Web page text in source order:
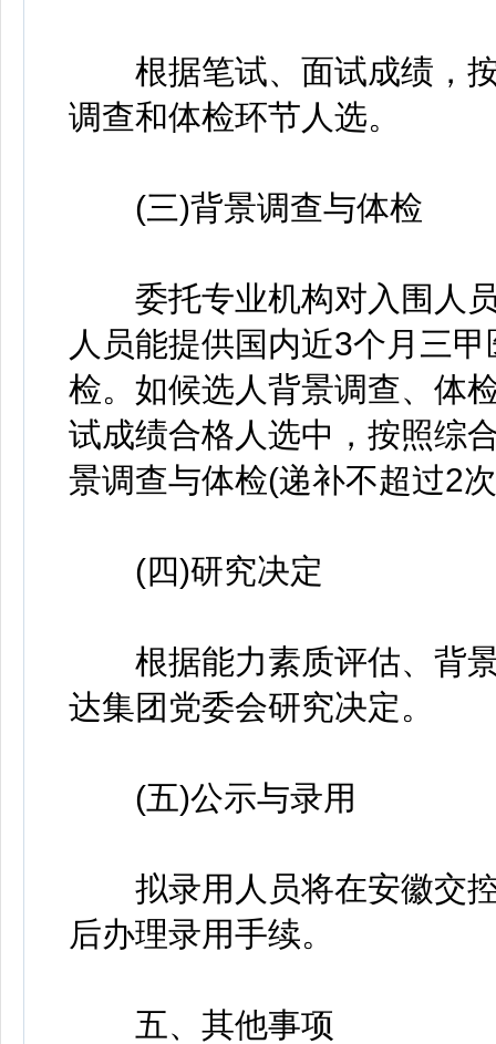
根据笔试、面试成绩，按
调查和体检环节人选。
(三)背景调查与体检
委托专业机构对入围人员
人员能提供国内近3个月三
检。如候选人背景调查、体
试成绩合格人选中，按照综
景调查与体检(递补不超过2
(四)研究决定
根据能力素质评估、背景
达集团党委会研究决定。
(五)公示与录用
拟录用人员将在安徽交控
后办理录用手续。
五、其他事项